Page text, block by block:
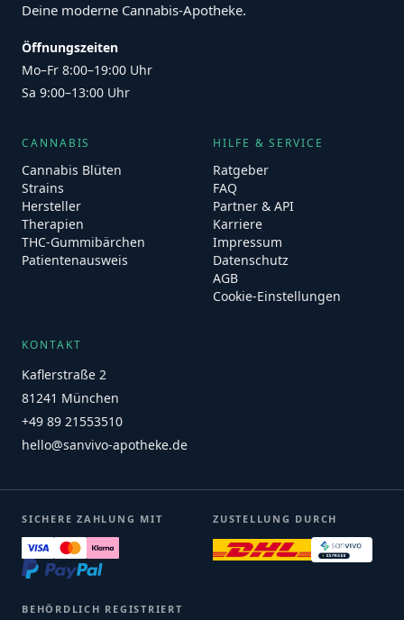
Deine moderne Cannabis-Apotheke.
Öffnungszeiten
Mo–Fr 8:00–19:00 Uhr
Sa 9:00–13:00 Uhr
CANNABIS
Cannabis Blüten
Strains
Hersteller
Therapien
THC-Gummibärchen
Patientenausweis
HILFE & SERVICE
Ratgeber
FAQ
Partner & API
Karriere
Impressum
Datenschutz
AGB
Cookie-Einstellungen
KONTAKT
Kaflerstraße 2
81241 München
+49 89 21553510
hello@sanvivo-apotheke.de
SICHERE ZAHLUNG MIT ZUSTELLUNG DURCH
BEHÖRDLICH REGISTRIERT